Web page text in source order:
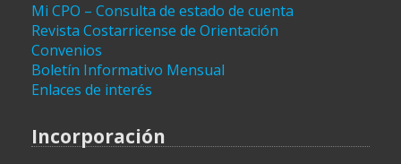
Mi CPO – Consulta de estado de cuenta
Revista Costarricense de Orientación
Convenios
Boletín Informativo Mensual
Enlaces de interés
Incorporación